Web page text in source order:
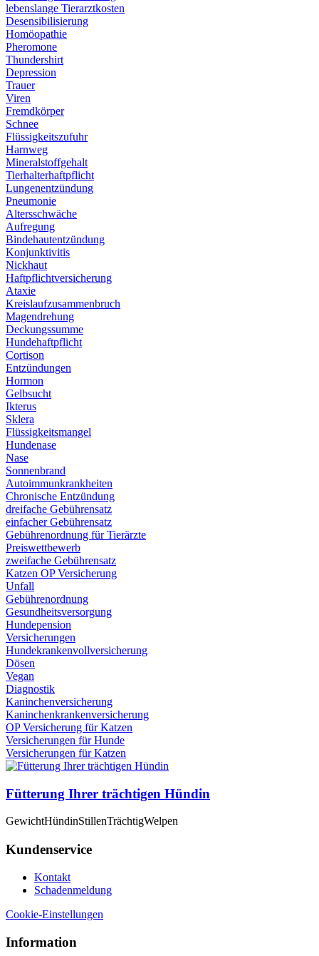
lebenslange Tierarztkosten
Desensibilisierung
Homöopathie
Pheromone
Thundershirt
Depression
Trauer
Viren
Fremdkörper
Schnee
Flüssigkeitszufuhr
Harnweg
Mineralstoffgehalt
Tierhalterhaftpflicht
Lungenentzündung
Pneumonie
Altersschwäche
Aufregung
Bindehautentzündung
Konjunktivitis
Nickhaut
Haftpflichtversicherung
Ataxie
Kreislaufzusammenbruch
Magendrehung
Deckungssumme
Hundehaftpflicht
Cortison
Entzündungen
Hormon
Gelbsucht
Ikterus
Sklera
Flüssigkeitsmangel
Hundenase
Nase
Sonnenbrand
Autoimmunkrankheiten
Chronische Entzündung
dreifache Gebührensatz
einfacher Gebührensatz
Gebührenordnung für Tierärzte
Preiswettbewerb
zweifache Gebührensatz
Katzen OP Versicherung
Unfall
Gebührenordnung
Gesundheitsversorgung
Hundepension
Versicherungen
Hundekrankenvollversicherung
Dösen
Vegan
Diagnostik
Kaninchenversicherung
Kaninchenkrankenversicherung
OP Versicherung für Katzen
Versicherungen für Hunde
Versicherungen für Katzen
Fütterung Ihrer trächtigen Hündin
GewichtHündinStillenTrächtigWelpen
Kundenservice
Kontakt
Schadenmeldung
Cookie-Einstellungen
Information